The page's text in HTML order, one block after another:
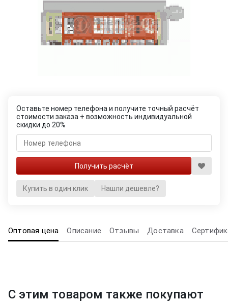
Оставьте номер телефона и получите точный расчёт
стоимости заказа + возможность индивидуальной
скидки до 20%
Купить в один клик Нашли дешевле?
Оптовая цена Описание Отзывы Доставка
С этим товаром также покупают